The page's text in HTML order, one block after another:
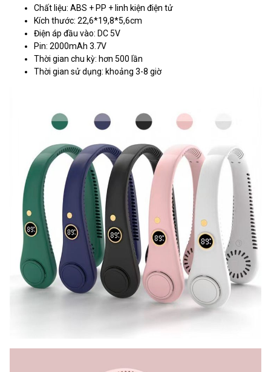
Chất liệu: ABS + PP + linh kiện điện tử
Kích thước: 22,6*19,8*5,6cm
Điện áp đầu vào: DC 5V
Pin: 2000mAh 3.7V
Thời gian chu kỳ: hơn 500 lần
Thời gian sử dụng: khoảng 3-8 giờ